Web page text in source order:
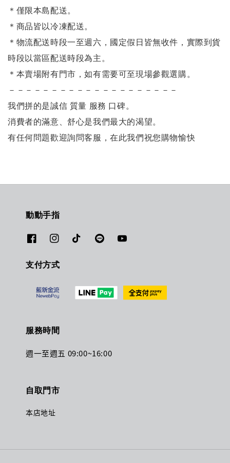
＊僅限本島配送。
＊商品皆以冷凍配送。
＊物流配送時段一至週六，國定假日皆無收件，實際到貨
時段以當區配送時段為主。
＊本賣場附有門市，如有需要可至現場參觀選購。
－－－－－－－－－－－－－－－－－－－－
我們拼的是誠信 質量 服務 口碑。
消費者的滿意、舒心是我們最大的渴望。
有任何問題歡迎詢問客服，在此我們祝您購物愉快
動動手指
支付方式
服務時間
週一至週五 09:00~16:00
自取門市
本店地址